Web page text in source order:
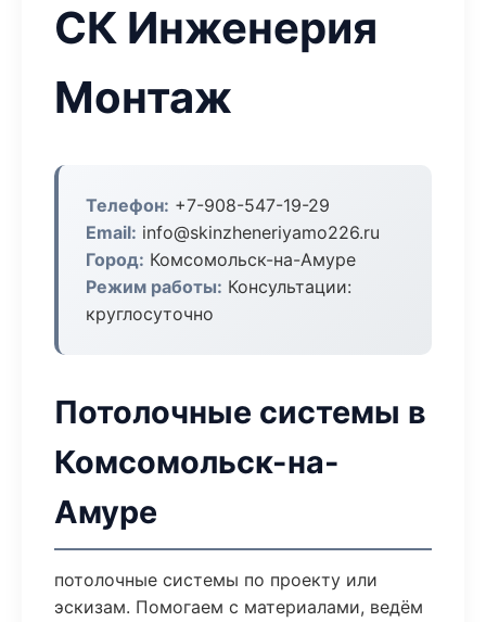
СК Инженерия
Монтаж
Телефон: +7-908-547-19-29
Email: info@skinzheneriyamo226.ru
Город: Комсомольск-на-Амуре
Режим работы: Консультации:
круглосуточно
Потолочные системы в
Комсомольск-на-
Амуре
потолочные системы по проекту или
эскизам. Помогаем с материалами, ведём